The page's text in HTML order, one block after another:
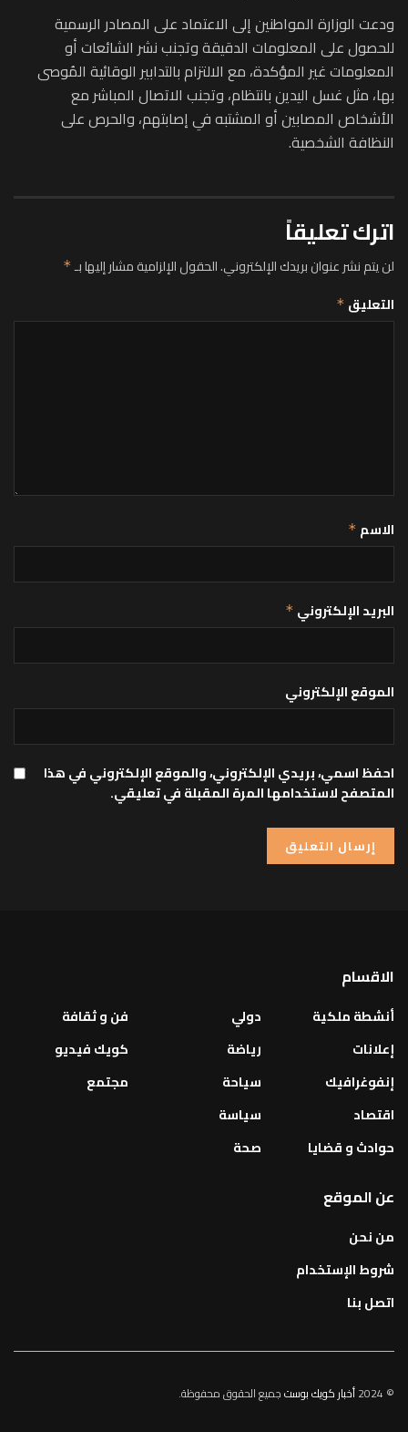
ودعت الوزارة المواطنين إلى الاعتماد على المصادر الرسمية
للحصول على المعلومات الدقيقة وتجنب نشر الشائعات أو
المعلومات غير المؤكدة، مع الالتزام بالتدابير الوقائية المُوصى
بها، مثل غسل اليدين بانتظام، وتجنب الاتصال المباشر مع
الأشخاص المصابين أو المشتبه في إصابتهم، والحرص على
النظافة الشخصية.
اترك تعليقاً
لن يتم نشر عنوان بريدك الإلكتروني.الحقول الإلزامية مشار إليها بـ*
التعليق *
الاسم *
البريد الإلكتروني *
الموقع الإلكتروني
احفظ اسمي، بريدي الإلكتروني، والموقع الإلكتروني في هذا
المتصفح لاستخدامها المرة المقبلة في تعليقي.
الاقسام
أنشطة ملكية
إعلانات
إنفوغرافيك
اقتصاد
حوادث و قضايا
دولي
رياضة
سياحة
سياسة
صحة
فن و ثقافة
كويك فيديو
مجتمع
عن الموقع
من نحن
شروط الإستخدام
اتصل بنا
© 2024 أخبار كويك بوستجميع الحقوق محفوظة.